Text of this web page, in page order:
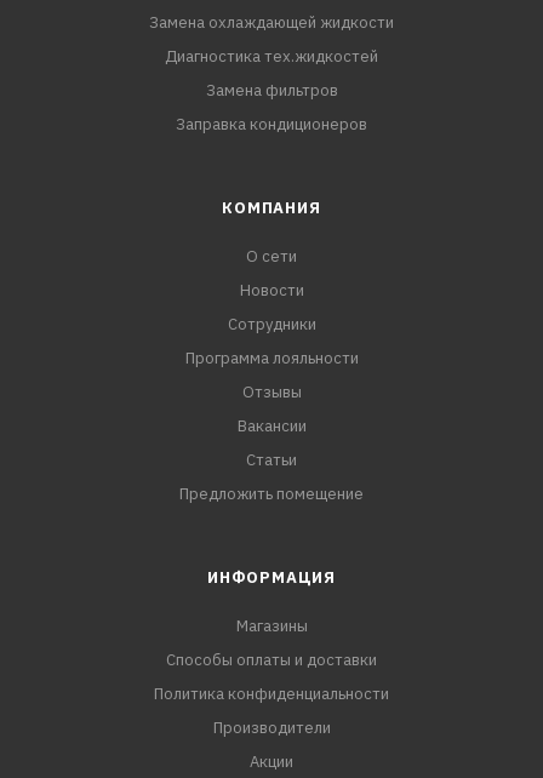
Замена охлаждающей жидкости
Диагностика тех.жидкостей
Замена фильтров
Заправка кондиционеров
КОМПАНИЯ
О сети
Новости
Сотрудники
Программа лояльности
Отзывы
Вакансии
Статьи
Предложить помещение
ИНФОРМАЦИЯ
Магазины
Способы оплаты и доставки
Политика конфиденциальности
Производители
Акции